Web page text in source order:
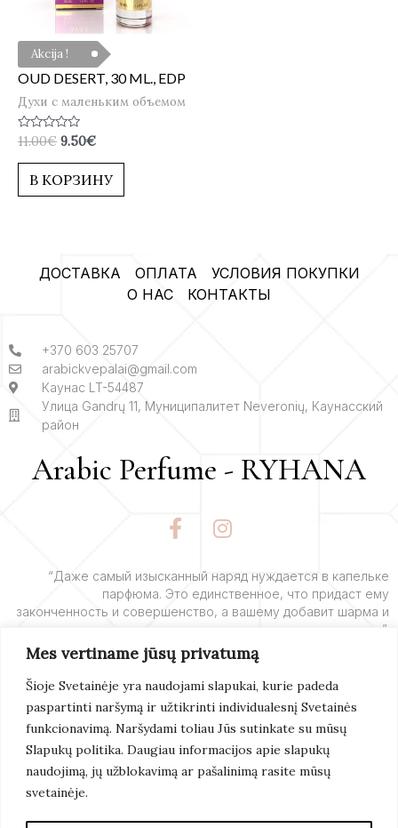
Mes vertiname jūsų privatumą
Šioje Svetainėje yra naudojami slapukai, kurie padeda
paspartinti naršymą ir užtikrinti individualesnį Svetainės
funkcionavimą. Naršydami toliau Jūs sutinkate su mūsų
Slapukų politika. Daugiau informacijos apie slapukų
naudojimą, jų užblokavimą ar pašalinimą rasite mūsų
svetainėje.
Akcija !
OUD DESERT, 30 ML., EDP
Духи с маленьким объемом
Оценка
из
11.00€ 9.50€
В КОРЗИНУ
ДОСТАВКА ОПЛАТА
УСЛОВИЯ ПОКУПКИ
О НАС
КОНТАКТЫ
+370 603 25707
arabickvepalai@gmail.com
Каунас LT-54487
Улица Gandrų 11, Муниципалитет Neveronių, Каунасский
район
Arabic Perfume - RYHANA
F
a
e
b
o
o
k
-
f
I
n
t
a
g
r
a
m
“Даже самый изысканный наряд нуждается в капельке
парфюма. Это единственное, что придаст ему
законченность и совершенство, а вашему добавит шарма и
очарования”.
Подробнее